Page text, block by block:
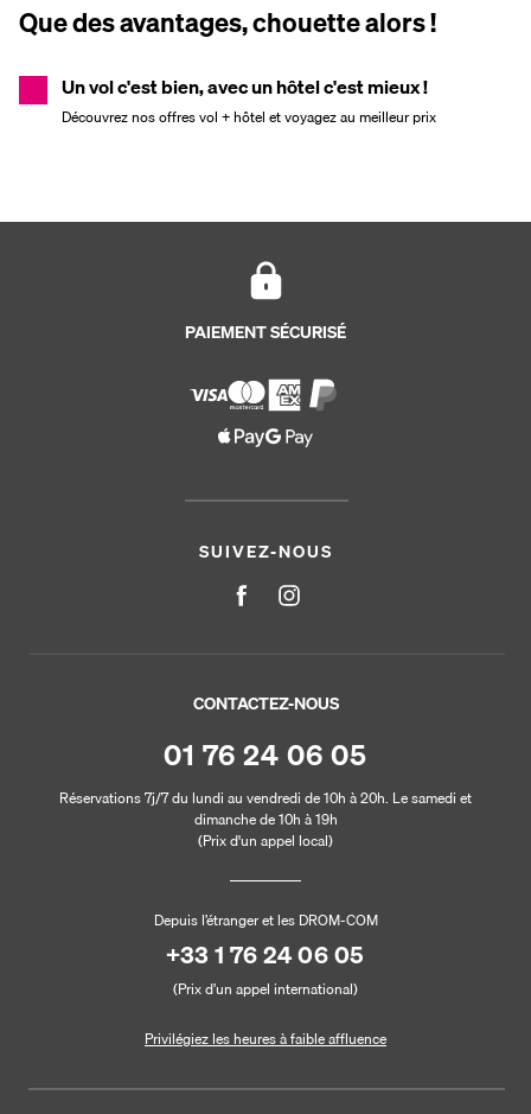
Que des avantages, chouette alors !
Un vol c'est bien, avec un hôtel c'est mieux !
Découvrez nos offres vol + hôtel et voyagez au meilleur prix
PAIEMENT SÉCURISÉ
SUIVEZ-NOUS
CONTACTEZ-NOUS
01 76 24 06 05
Réservations 7j/7 du lundi au vendredi de 10h à 20h. Le samedi et
dimanche de 10h à 19h
(Prix d'un appel local)
Depuis l’étranger et les DROM-COM
+33 1 76 24 06 05
(Prix d’un appel international)
Privilégiez les heures à faible affluence